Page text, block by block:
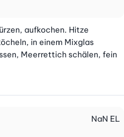
aufkochen. Hitze
in einem Mixglas
Meerrettich schälen, fein
NaN EL